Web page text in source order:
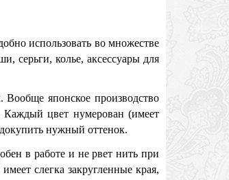
использовать во множестве
серьги, колье, аксессуары для
Вообще японское производство
Каждый цвет нумерован (имеет
нужный оттенок.
в работе и не рвет нить при
имеет слегка закругленные края,